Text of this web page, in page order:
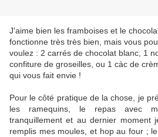
J'aime bien les framboises et le
fonctionne très très bien, mais vous
voulez : 2 carrés de chocolat blanc, 1
confiture de groseilles, ou 1 càc de
qui vous fait envie !
Pour le côté pratique de la chose, je
les ramequins, le repas avec
tranquillement et au dernier moment
remplis mes moules, et hop au four ;